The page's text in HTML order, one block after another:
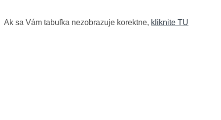
Ak sa Vám tabuľka nezobrazuje korektne, kliknite TU